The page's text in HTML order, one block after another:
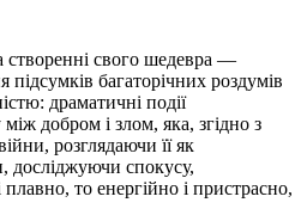
створенні свого шедевра —
багаторічних роздумів
драматичні події
добром і злом, яка, згідно з
розглядаючи її як
досліджуючи спокусу,
то енергійно і пристрасно,